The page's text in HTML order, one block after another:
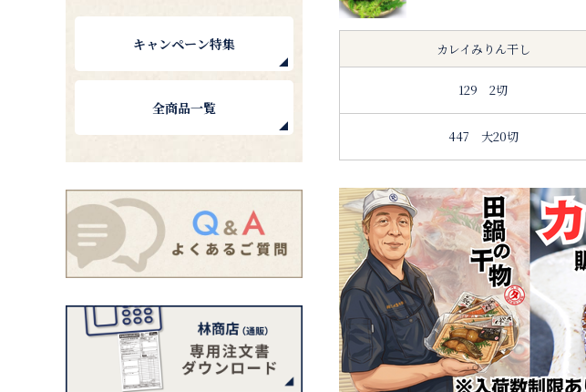
カレイみりん干し
129 2切
447 大20切
キャンペーン特集
全商品一覧